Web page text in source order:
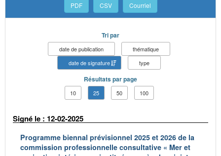
PDF CSV Courriel
Tri par
date de publication
thématique
date de signature
type
Résultats par page
10 25 50 100
Signé le : 12-02-2025
Programme biennal prévisionnel 2025 et 2026 de la
commission professionnelle consultative « Mer et